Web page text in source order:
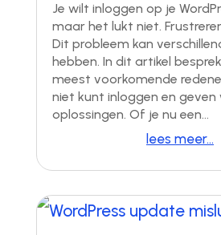
Je wilt inloggen op je
maar het lukt niet.
Dit probleem kan
hebben. In dit artikel
meest voorkomende
niet kunt inloggen en geven
oplossingen. Of je nu een...
lees meer...